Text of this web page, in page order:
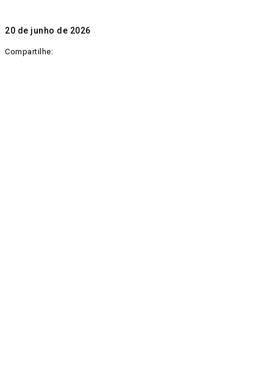
20 de junho de 2026
Compartilhe: